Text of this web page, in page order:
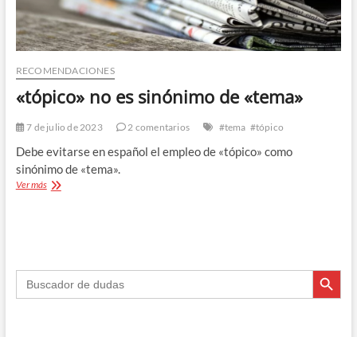
RECOMENDACIONES
«tópico» no es sinónimo de «tema»
7 de julio de 2023 2 comentarios #tema #tópico
Debe evitarse en español el empleo de «tópico» como
sinónimo de «tema».
Ver más«tópico»
Buscar: Botón de